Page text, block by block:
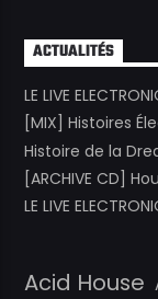
ACTUALITÉS
LE LIVE
[MIX] Histoires
Histoire de la
[ARCHIVE CD]
LE LIVE
Acid House